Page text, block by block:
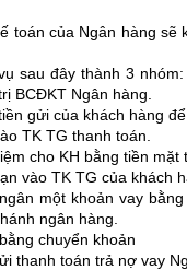
toán của Ngân hàng sẽ
sau đây thành 3
BCĐKT Ngân hàng.
gửi của khách hàng
TK TG thanh toán.
cho KH bằng tiền mặt
vào TK TG của khách
một khoản vay
ngân hàng.
chuyển khoản
thanh toán trả nợ vay